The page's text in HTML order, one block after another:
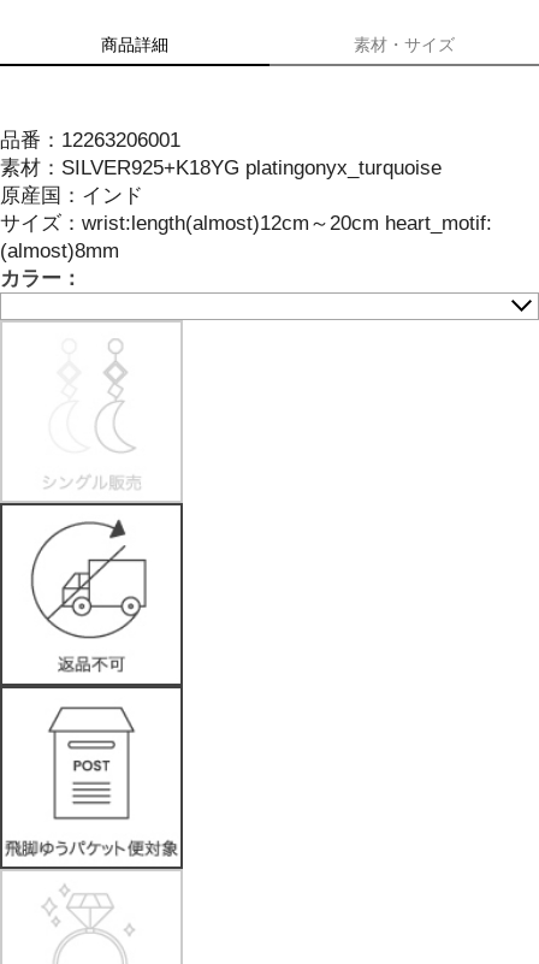
商品詳細 素材・サイズ
品番： 12263206001
素材： SILVER925+K18YG platingonyx_turquoise
原産国： インド
サイズ： wrist:length(almost)12cm～20cm heart_motif:
(almost)8mm
カラー：